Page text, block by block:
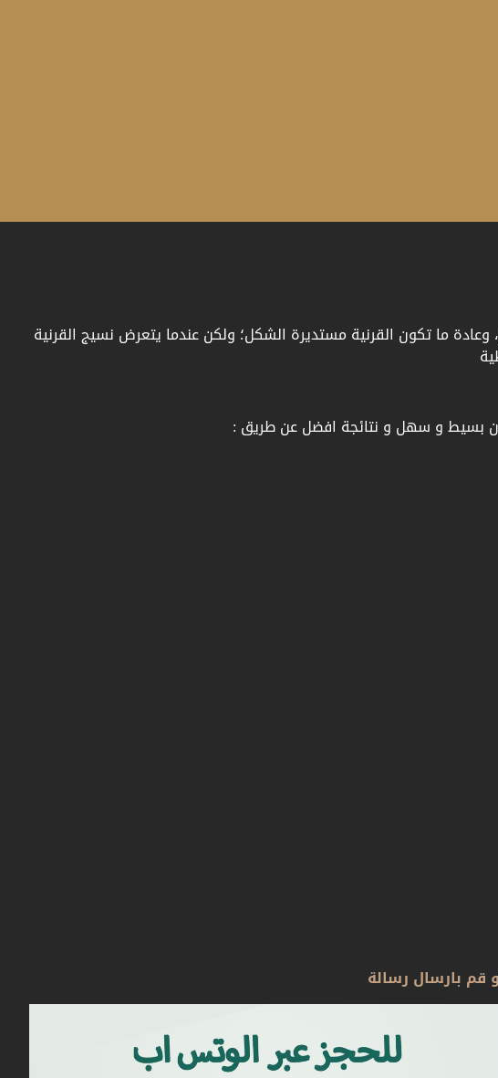
ما تكون القرنية مستديرة الشكل؛ ولكن عندما يتعرض نسيج القرنية
بسيط و سهل و نتائجة افضل عن طريق :
قم بارسال رسالة